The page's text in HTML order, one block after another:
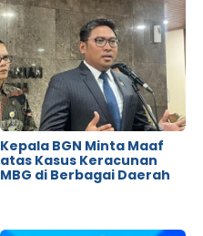
Kepala BGN Minta Maaf
atas Kasus Keracunan
MBG di Berbagai Daerah